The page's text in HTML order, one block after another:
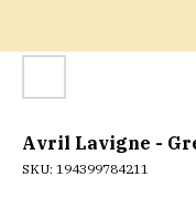
Avril Lavigne -
SKU: 194399784211